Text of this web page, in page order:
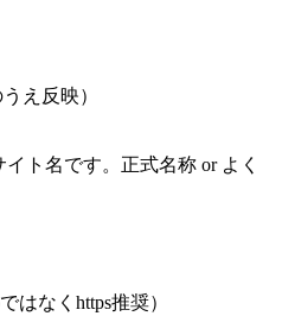
え反映）
ト名です。正式名称 or よく
はなくhttps推奨）